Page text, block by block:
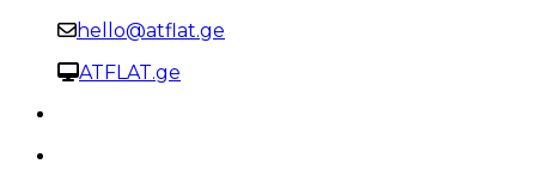
hello@atflat.ge
ATFLAT.ge